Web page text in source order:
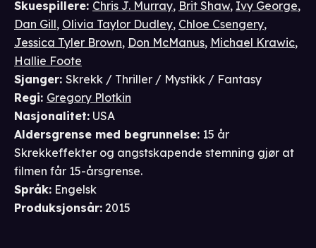
Skuespillere: Chris J. Murray, Brit Shaw, Ivy George,
Dan Gill, Olivia Taylor Dudley, Chloe Csengery,
Jessica Tyler Brown, Don McManus, Michael Krawic,
Hallie Foote
Sjanger: Skrekk / Thriller / Mystikk / Fantasy
Regi: Gregory Plotkin
Nasjonalitet: USA
Aldersgrense med begrunnelse: 15 år
Skrekkeffekter og angstskapende stemning gjør at
filmen får 15-årsgrense.
Språk: Engelsk
Produksjonsår: 2015